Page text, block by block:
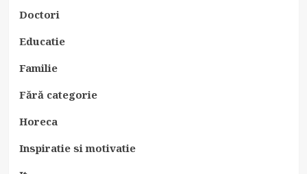
Doctori
Educatie
Familie
Fără categorie
Horeca
Inspiratie si motivatie